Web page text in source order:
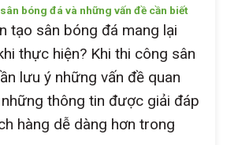
bóng đá và những vấn đề cần biết
tạo sân bóng đá mang lại
thực hiện? Khi thi công sân
lưu ý những vấn đề quan
thông tin được giải đáp
hàng dễ dàng hơn trong